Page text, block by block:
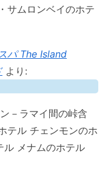
サムロンベイのホテ
パ The Island
より:
－ラマイ間の峠含
テル チェンモンのホ
ル メナムのホテル